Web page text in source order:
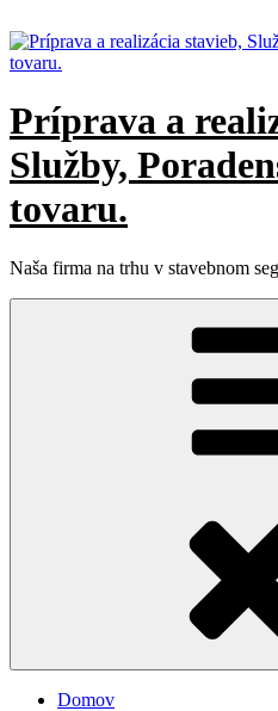
na
obsah
Príprava a
Služby,
tovaru.
Naša firma na trhu v stavebnom
Domov